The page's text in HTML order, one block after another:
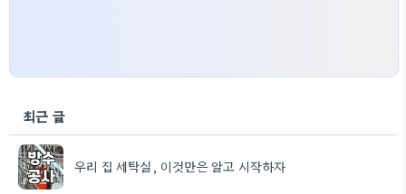
최근 글
우리 집 세탁실, 이것만은 알고 시작하자